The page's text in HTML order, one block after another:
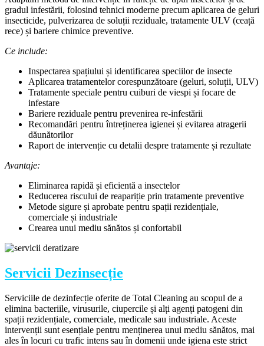
gradul infestării, folosind tehnici moderne precum aplicarea de geluri
insecticide, pulverizarea de soluții reziduale, tratamente ULV (ceață
rece) și bariere chimice preventive.
Ce include:
Inspectarea spațiului și identificarea speciilor de insecte
Aplicarea tratamentelor corespunzătoare (geluri, soluții, ULV)
Tratamente speciale pentru cuiburi de viespi și focare de
infestare
Bariere reziduale pentru prevenirea re-infestării
Recomandări pentru întreținerea igienei și evitarea atragerii
dăunătorilor
Raport de intervenție cu detalii despre tratamente și rezultate
Avantaje:
Eliminarea rapidă și eficientă a insectelor
Reducerea riscului de reapariție prin tratamente preventive
Metode sigure și aprobate pentru spații rezidențiale,
comerciale și industriale
Crearea unui mediu sănătos și confortabil
Servicii Dezinsecție
Serviciile de dezinfecție oferite de Total Cleaning au scopul de a
elimina bacteriile, virusurile, ciupercile și alți agenți patogeni din
spații rezidențiale, comerciale, medicale sau industriale. Aceste
intervenții sunt esențiale pentru menținerea unui mediu sănătos, mai
ales în locuri cu trafic intens sau în domenii unde igiena este strict